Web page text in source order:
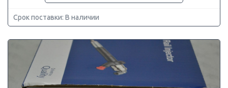
Срок поставки: В наличии